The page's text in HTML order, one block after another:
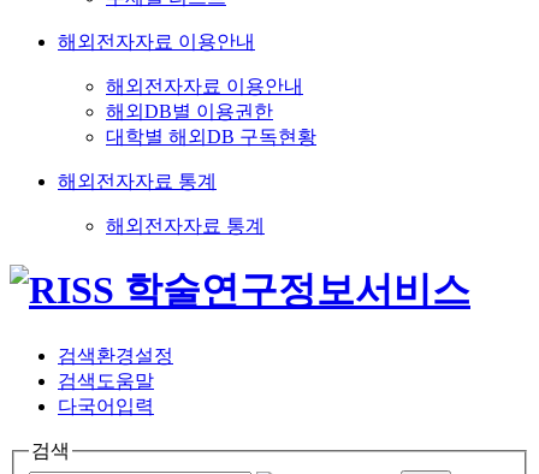
해외전자자료 이용안내
해외전자자료 이용안내
해외DB별 이용권한
대학별 해외DB 구독현황
해외전자자료 통계
해외전자자료 통계
검색환경설정
검색도움말
다국어입력
검색